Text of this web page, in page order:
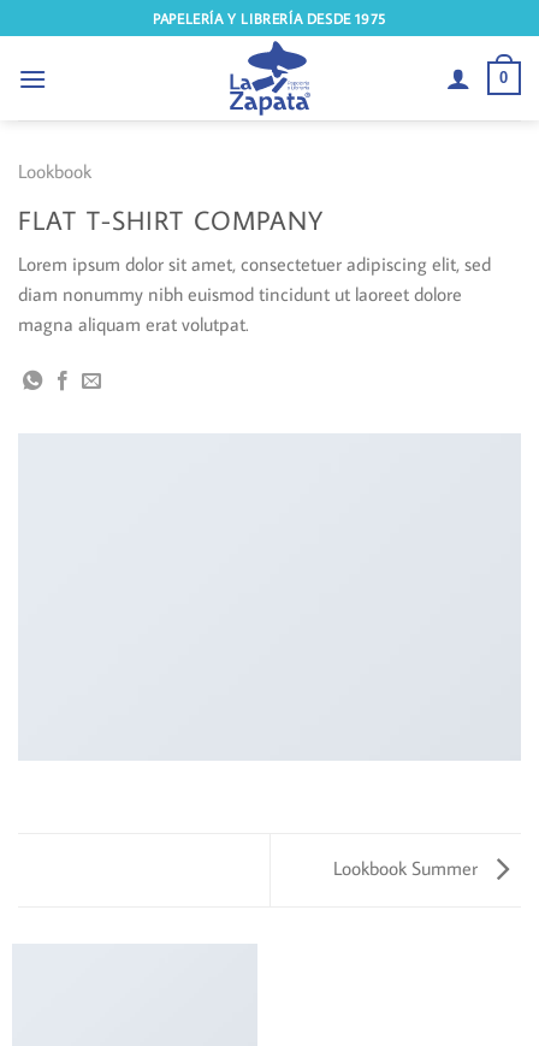
al
contenido
PAPELERÍA Y LIBRERÍA DESDE 1975
0
Lookbook
FLAT T-SHIRT COMPANY
Lorem ipsum dolor sit amet, consectetuer adipiscing elit, sed
diam nonummy nibh euismod tincidunt ut laoreet dolore
magna aliquam erat volutpat.
Lookbook Summer